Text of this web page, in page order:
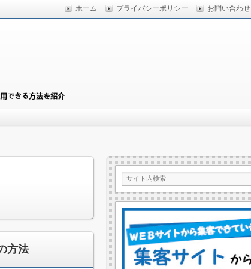
ホーム プライバシーポリシー お問い合わせ
方法